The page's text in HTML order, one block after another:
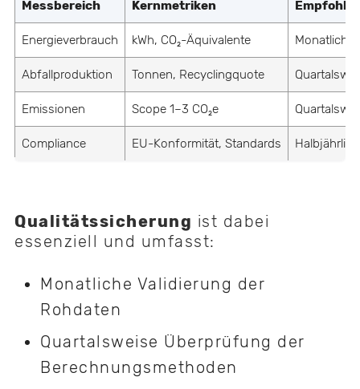
Messbereich Kernmetriken
Energieverbrauch kWh, CO₂-Äquivalente Monatlich
Abfallproduktion Tonnen, Recyclingquote
Emissionen Scope 1–3 CO₂e
Compliance EU-Konformität, Standards Halbjährlich
Qualitätssicherung ist dabei
essenziell und umfasst:
Monatliche Validierung der
Rohdaten
Quartalsweise Überprüfung der
Berechnungsmethoden